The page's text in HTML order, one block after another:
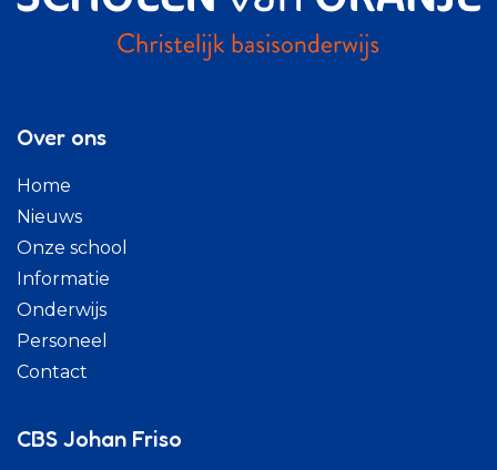
Over ons
Home
Nieuws
Onze school
Informatie
Onderwijs
Personeel
Contact
CBS Johan Friso